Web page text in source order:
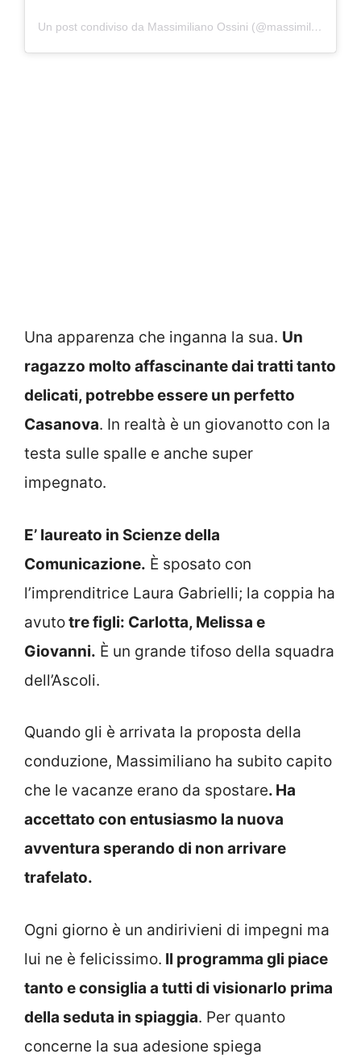
Un post condiviso da Massimiliano Ossini (@massimilianoossini)
Una apparenza che inganna la sua. Un
ragazzo molto affascinante dai tratti tanto
delicati, potrebbe essere un perfetto
Casanova. In realtà è un giovanotto con la
testa sulle spalle e anche super
impegnato.
E’ laureato in Scienze della
Comunicazione. È sposato con
l’imprenditrice Laura Gabrielli; la coppia ha
avutotre figli: Carlotta, Melissa e
Giovanni. È un grande tifoso della squadra
dell’Ascoli.
Quando gli è arrivata la proposta della
conduzione, Massimiliano ha subito capito
che le vacanze erano da spostare. Ha
accettato con entusiasmo la nuova
avventura sperando di non arrivare
trafelato.
Ogni giorno è un andirivieni di impegni ma
lui ne è felicissimo. Il programma gli piace
tanto e consiglia a tutti di visionarlo prima
della seduta in spiaggia. Per quanto
concerne la sua adesione spiega